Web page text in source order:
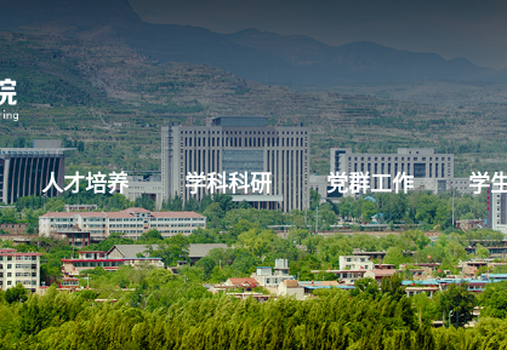
人才培养 学科科研 党群工作 学